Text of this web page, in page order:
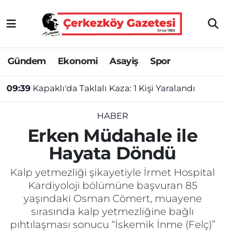
Gündem Ekonomi Asayiş Spor
09:39 Kapaklı'da Taklalı Kaza: 1 Kişi Yaralandı
HABER
Erken Müdahale ile
Hayata Döndü
Kalp yetmezliği şikayetiyle İrmet Hospital
Kardiyoloji bölümüne başvuran 85
yaşındaki Osman Cömert, muayene
sırasında kalp yetmezliğine bağlı
pıhtılaşması sonucu “İskemik İnme (Felç)”
Asayiş
Ekonomi
Gündem
Kültür&Sanat
SAĞLIK
Spor
Tekirdağ Nöbetçi Eczaneler
Tekirdağ Hava Durumu
Tekirdağ Namaz Vakitleri
Tekirdağ Trafik Yoğunluk Haritası
Süper Lig Puan Durumu ve Fikstür
Tüm Manşetler
Son Dakika Haberleri
Haber Arşivi